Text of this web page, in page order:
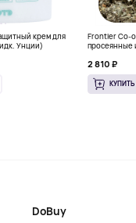
крем для
Унции)
Frontier Co-
просеянные
2 810 ₽
КУПИТЬ
DoBuy